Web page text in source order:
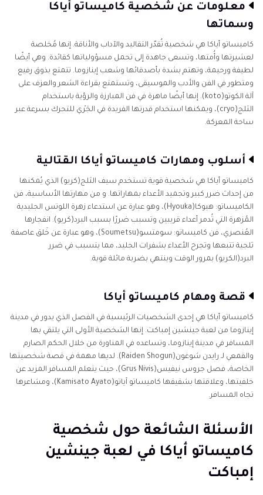
معلومات عن شخصية كاميساتو أياكا
وسماتها
كاميساتو أياكا هي شخصية تُقدّر التقاليد والآداب والأناقة. إنها مُخلصة
لعشيرتها وأُمتها، وتسعى جاهدة إلى تحمل مسؤولياتها كقائدة. وهي أيضًا
لطيفة ورحيمة، وتهتم بشدة بأصدقائها وشعب إينازوما. تتمتع بذوق رفيع
ومتطور في الفن والأدب والموسيقى، وتستمتع بقراءة الشعر والعزف على
آلة الكوتو(koto). إنها أيضًا ماهرة في فن المبارزة والرؤية باستخدام
الثلج(cryo)، ويمكنها استخدام قدرتها الفريدة في الجَرْي للتحرك بسرعة عبر
ساحة المعركة.
أسلوب ومهارات كاميساتو أياكا القتالية
كاميساتو أياكا هي شخصية قوية تستخدم سيف الثلج(كريو) الذي يُمكنها
من إحداث ضرر كبير وتجميد الأعداء بمهاراتها. و من مهارتها الأساسية، فن
الكاميساتو: هيوكا(Hyouka)، وهو عبارة عن استدعاء زهرة اللوتس الجليدية
المُزهرة التي تُدمر أعداء قريبين وتسبب ضررًا بسبب البرد(كريو). انفجارها
العُنصري، فن كاميساتو: سومتسو(Soumetsu)، وهو عبارة عن خَلق عاصفة
ثلجية تتبعها وتجرح الأعداء بشفرات الجليد، مما يتسبب في ضرر
البرد(الكريو) بمرور الوقت وينتهي بضربة مائلة قوية.
قصة ومهام كاميساتو أياكا
كاميساتو أياكا هي إحدى الشخصيات الرئيسية في الفصل الذي يدور في مدينة
إينازوما من لعبة جينشين إمباكت. إنها الشخصية الأولى التي يلتقي بها
المسافر في مدينة إينازوما، وتساعده في المناورة من خلال الحكم الصارم
والقمعي لـ رايدن شوغون(Raiden Shogun). لديها مهمة في قصة شخصيتها
الخاصة، فصل جروس نيفيس(Grus Nivis)، حيث يتعلم المسافر المزيد عن
خلفيتها، وعلاقتها بشقيقها كاميساتو آياتو(Kamisato Ayato)، ومشاعرها
تجاه المسافر.
الأسئلة الشائعة حول شخصية
كاميساتو أياكا في لعبة جينشين
إمباكت